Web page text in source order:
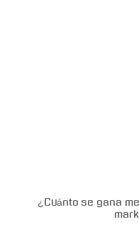
¿Cuánto se gana